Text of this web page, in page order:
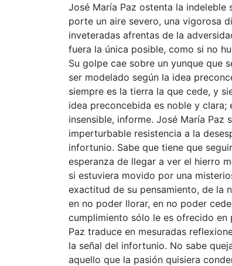
José María Paz ostenta la
porte un aire severo, una vigorosa
inveteradas afrentas de la
fuera la única posible, como si no
Su golpe cae sobre un yunque que
ser modelado según la idea
siempre es la tierra la que cede, y
idea preconcebida es noble y
insensible, informe. José María Paz
imperturbable resistencia a la
infortunio. Sabe que tiene que
esperanza de llegar a ver el hierro
si estuviera movido por una
exactitud de su pensamiento, de la
en no poder llorar, en no poder
cumplimiento sólo le es ofrecido en
Paz traduce en mesuradas
la señal del infortunio. No sabe
aquello que la pasión quisiera